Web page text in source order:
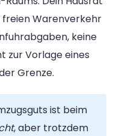
freien Warenverkehr
keine
zur Vorlage eines
Grenze.
ist beim
, aber trotzdem